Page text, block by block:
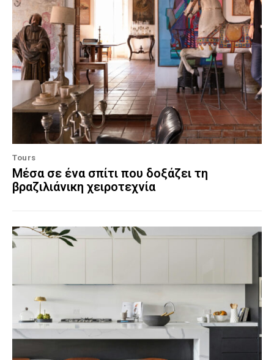
Tours
Μέσα σε ένα σπίτι που δοξάζει τη
βραζιλιάνικη χειροτεχνία